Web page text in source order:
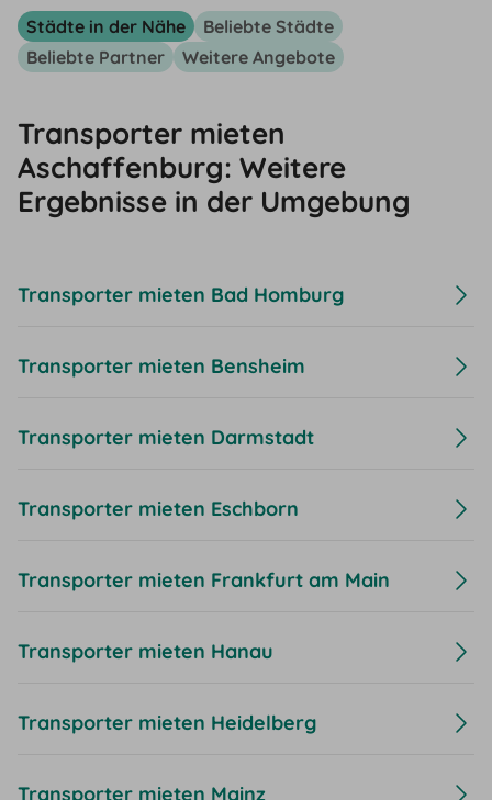
Städte in der Nähe
Beliebte Städte
Beliebte Partner
Weitere Angebote
Transporter mieten
Aschaffenburg: Weitere
Ergebnisse in der Umgebung
Transporter mieten Bad Homburg
Transporter mieten Bensheim
Transporter mieten Darmstadt
Transporter mieten Eschborn
Transporter mieten Frankfurt am Main
Transporter mieten Hanau
Transporter mieten Heidelberg
Transporter mieten Mainz